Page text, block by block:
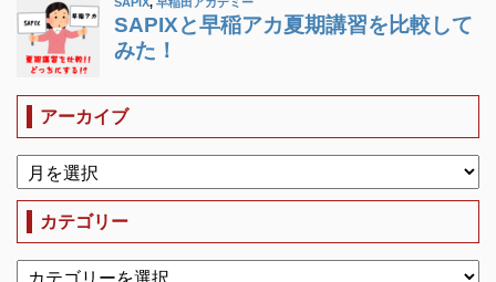
アーカイブ
カテゴリー